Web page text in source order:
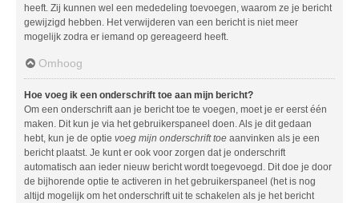
heeft. Zij kunnen wel een mededeling toevoegen, waarom ze je bericht
gewijzigd hebben. Het verwijderen van een bericht is niet meer
mogelijk zodra er iemand op gereageerd heeft.
Omhoog
Hoe voeg ik een onderschrift toe aan mijn bericht?
Om een onderschrift aan je bericht toe te voegen, moet je er eerst één
maken. Dit kun je via het gebruikerspaneel doen. Als je dit gedaan
hebt, kun je de optie voeg mijn onderschrift toe aanvinken als je een
bericht plaatst. Je kunt er ook voor zorgen dat je onderschrift
automatisch aan ieder nieuw bericht wordt toegevoegd. Dit doe je door
de bijhorende optie te activeren in het gebruikerspaneel (het is nog
altijd mogelijk om het onderschrift uit te schakelen als je het bericht